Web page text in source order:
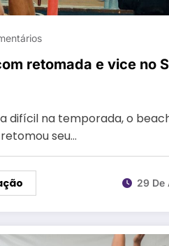
retomada e vice no
difícil na temporada, o
seu…
29 De